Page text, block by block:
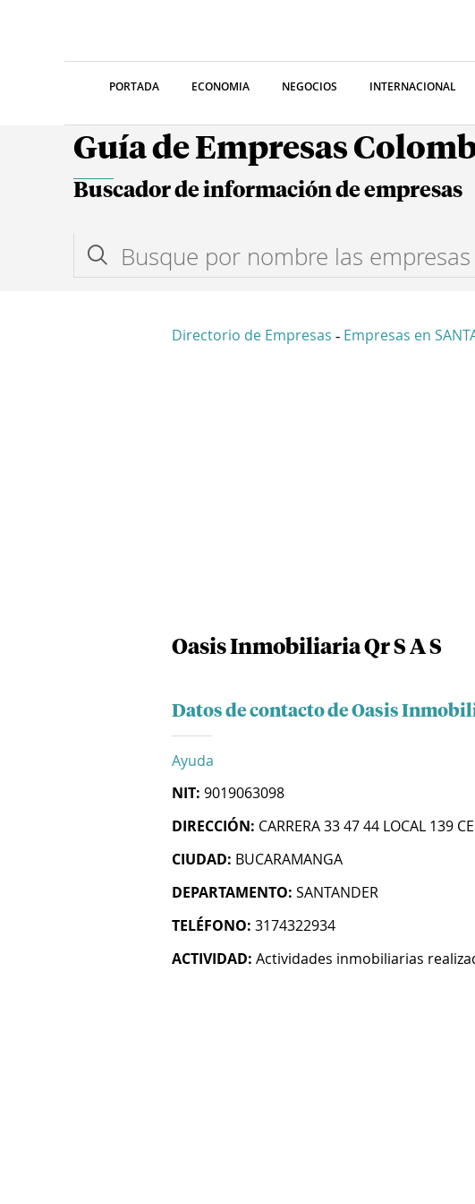
PORTADA ECONOMIA NEGOCIOS INTERNACIONAL
Guía de Empresas
Buscador de información de empresas
Directorio de Empresas - Empresas en
Oasis Inmobiliaria Qr S A S
Datos de contacto de Oasis
Ayuda
NIT: 9019063098
DIRECCIÓN: CARRERA 33 47 44 LOCAL 139
CIUDAD: BUCARAMANGA
DEPARTAMENTO: SANTANDER
TELÉFONO: 3174322934
ACTIVIDAD: Actividades inmobiliarias